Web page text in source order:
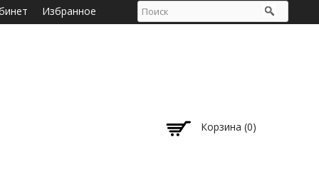
Избранное
Корзина (0)